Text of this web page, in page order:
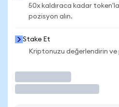
50x kaldıraca kadar
pozisyon alın.
Stake Et
Kriptonuzu değerlendirin